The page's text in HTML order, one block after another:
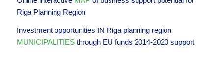
Riga Planning Region
Investment opportunities IN Riga planning region
MUNICIPALITIESthrough EU funds 2014-2020 support